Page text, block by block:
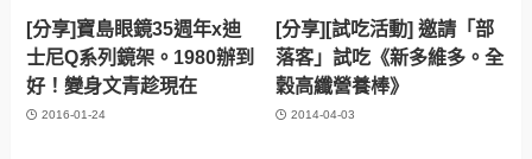
[分享]寶島眼鏡35週年x迪
士尼Q系列鏡架。1980辦到
好！變身文青趁現在
2016-01-24
[分享][試吃活動] 邀請「部
落客」試吃《新多維多。全
穀高纖營養棒》
2014-04-03